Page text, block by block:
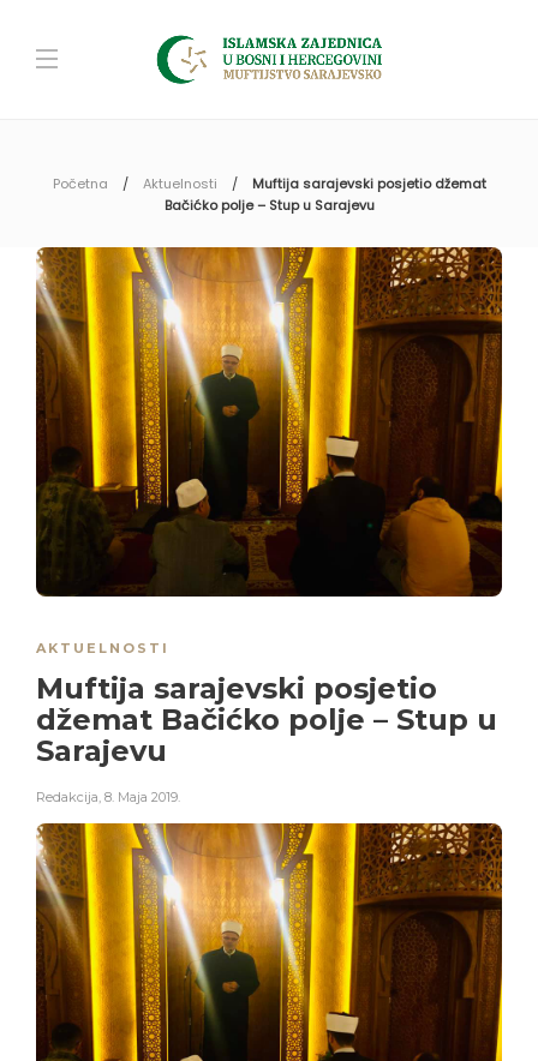
Početna Aktuelnosti
Muftija sarajevski posjetio džemat
Bačićko polje – Stup u Sarajevu
AKTUELNOSTI
Muftija sarajevski posjetio
džemat Bačićko polje – Stup u
Sarajevu
Redakcija, 8. Maja 2019.